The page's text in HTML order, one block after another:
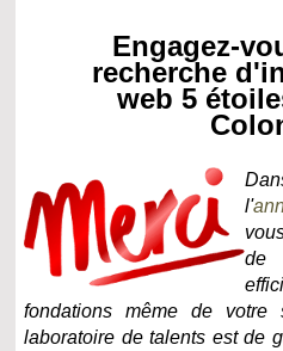
Engagez-
recherche
web 5
l'
de
fondations même de votre
laboratoire de talents est de